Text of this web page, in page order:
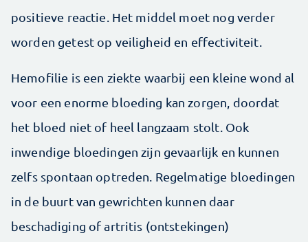
positieve reactie. Het middel moet nog verder
worden getest op veiligheid en effectiviteit.
Hemofilie is een ziekte waarbij een kleine wond al
voor een enorme bloeding kan zorgen, doordat
het bloed niet of heel langzaam stolt. Ook
inwendige bloedingen zijn gevaarlijk en kunnen
zelfs spontaan optreden. Regelmatige bloedingen
in de buurt van gewrichten kunnen daar
beschadiging of artritis (ontstekingen)